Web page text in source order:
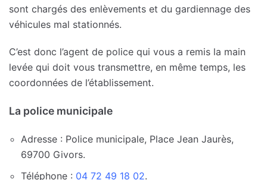
sont chargés des enlèvements et du gardiennage des
véhicules mal stationnés.
C’est donc l’agent de police qui vous a remis la main
levée qui doit vous transmettre, en même temps, les
coordonnées de l’établissement.
La police municipale
Adresse : Police municipale, Place Jean Jaurès,
69700 Givors.
Téléphone : 04 72 49 18 02.